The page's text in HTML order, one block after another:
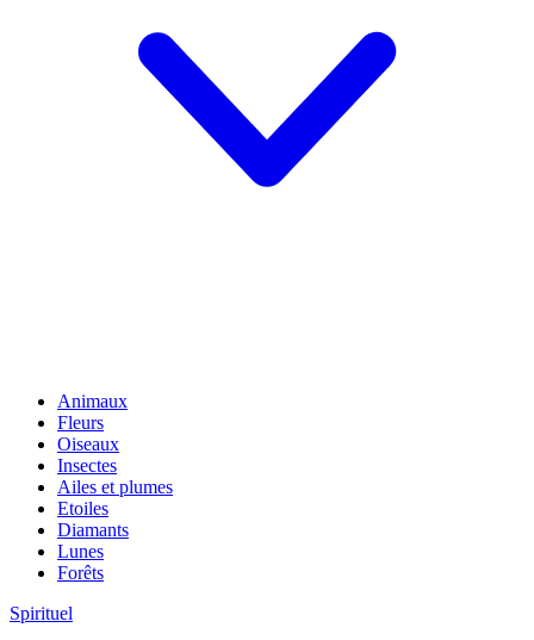
Animaux
Fleurs
Oiseaux
Insectes
Ailes et plumes
Etoiles
Diamants
Lunes
Forêts
Spirituel